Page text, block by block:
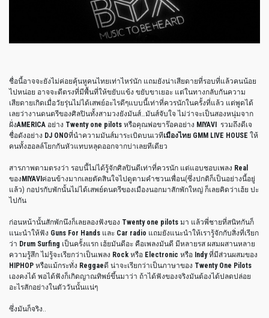
ชื่อนี้อาจจะยังไม่ค่อยคุ้นหูคนไทยเท่าไหร่นัก แถมยังน่าเสียดายที่รอบที่แล้วคนน้อย
ไปหน่อย อาจจะดีตรงที่มีพื้นที่ให้ขยับแข้ง ขยับขาเยอะ แต่ในทางกลับกันความ
เสียดายเกิดเมื่อวัยรุ่นไม่ได้เสพย์อะไรดีๆแบบนี้เท่าที่ควรนักในครั้งที่แล้ว แต่พูดได้
เลยว่างานดนตรีของศิลปินทั้งสามวงยังมันส์…มันส์จับใจ ไม่ว่าจะเป็นสองหนุ่มจาก
ฝั่งAMERICA อย่าง Twenty one pilots หรือคุณพ่อขาร๊อคอย่าง MIYAVI
รวมถึงดีเจ
ชื่อดังอย่าง DJ ONOที่นำความมันส์มาระเบิดบนเวทีเมืองไทย GMM LIVE HOUSE ให้
คนทั้งฮอลล์โยกกันหัวแทบหลุดออกจากบ่าเลยทีเดียว
สารภาพตามตรงว่า รอบนี้ไม่ได้รู้จักศิลปินดีเท่าที่ควรนัก แต่แอบชอบเพลง Real
ของ MIYAVI ค่อนข้างมากเลยตัดสินใจไปดูตามคำชวนเพื่อน(ซึ่งปกติก็เป็นอย่างนี้อยู่
แล้ว) กอปรกับพักนั้นไม่ได้เสพย์ดนตรีของเมืองนอกมาสักพักใหญ่ ก็เลยคิดว่าเฮ้ย ปะ
ไปกัน
ก่อนหน้านั้นสักพักนึงก็เลยลองฟังของ Twenty one pilots มา แล้วพี่ชายที่สนิทกันก็
แนะนำให้ฟัง Guns For Hands และ Car radio แถมยังแนะนำให้เรารู้จักกับสิ่งที่เรียก
ว่า Drum Surfing เป็นครั้งแรก เฮ้ยมันดีอะ คือเพลงมันดี มีหลายรส ผสมผสานหลาย
ความรู้สึก ไม่รู้จะเรียกว่าเป็นเพลง Rock หรือ Electronic หรือ Indyที่มีส่วนผสมของ
HIPHOP หรือแม้กระทั่ง Reggaeดี น่าจะเรียกว่าเป็นภาษาของ Twenty One Pilots
เองคงได้ พอได้ฟังก็เกิดญาณทิพย์ขึ้นมาว่า ถ้าได้ฟังของจริงมันต้องได้ปลดปล่อย
อะไรสักอย่างในตัววันนั้นแน่ๆ
ซึ่งมันก็จริง..